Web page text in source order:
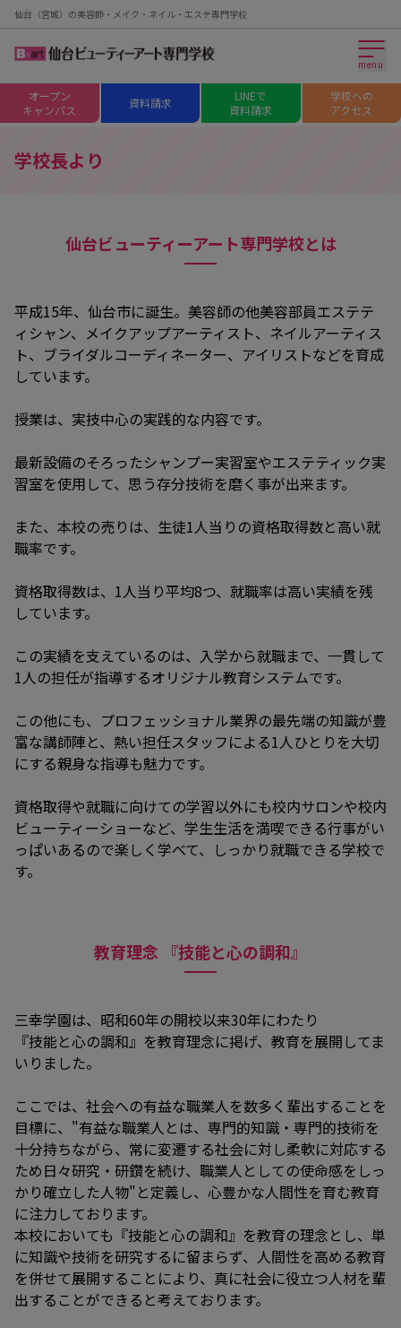
仙台（宮城）の美容師・メイク・ネイル・エステ専門学校
menu
オープン
キャンパス
資料請求
LINEで
資料請求
学校への
アクセス
学校長より
仙台ビューティーアート専門学校とは
平成15年、仙台市に誕生。美容師の他美容部員エステテ
ィシャン、メイクアップアーティスト、ネイルアーティス
ト、ブライダルコーディネーター、アイリストなどを育成
しています。
授業は、実技中心の実践的な内容です。
最新設備のそろったシャンプー実習室やエステティック実
習室を使用して、思う存分技術を磨く事が出来ます。
また、本校の売りは、生徒1人当りの資格取得数と高い就
職率です。
資格取得数は、1人当り平均8つ、就職率は高い実績を残
しています。
この実績を支えているのは、入学から就職まで、一貫して
1人の担任が指導するオリジナル教育システムです。
この他にも、プロフェッショナル業界の最先端の知識が豊
富な講師陣と、熱い担任スタッフによる1人ひとりを大切
にする親身な指導も魅力です。
資格取得や就職に向けての学習以外にも校内サロンや校内
ビューティーショーなど、学生生活を満喫できる行事がい
っぱいあるので楽しく学べて、しっかり就職できる学校で
す。
教育理念 『技能と心の調和』
三幸学園は、昭和60年の開校以来30年にわたり
『技能と心の調和』を教育理念に掲げ、教育を展開してま
いりました。
ここでは、社会への有益な職業人を数多く輩出することを
目標に、"有益な職業人とは、専門的知識・専門的技術を
十分持ちながら、常に変遷する社会に対し柔軟に対応する
ため日々研究・研鑽を続け、職業人としての使命感をしっ
かり確立した人物"と定義し、心豊かな人間性を育む教育
に注力しております。
本校においても『技能と心の調和』を教育の理念とし、単
に知識や技術を研究するに留まらず、人間性を高める教育
を併せて展開することにより、真に社会に役立つ人材を輩
出することができると考えております。